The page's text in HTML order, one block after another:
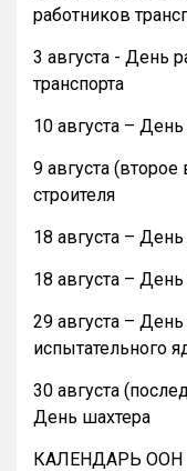
работников
3 августа - День
транспорта
10 августа –
9 августа
строителя
18 августа –
18 августа – День
29 августа –
испытательного
30 августа
День шахтера
КАЛЕНДАРЬ ООН